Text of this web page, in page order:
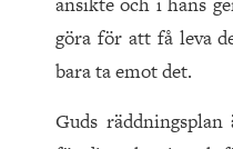
göra för att få leva
bara ta emot det.
Guds